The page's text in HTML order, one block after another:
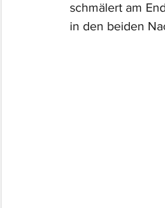
schmälert am
in den beiden